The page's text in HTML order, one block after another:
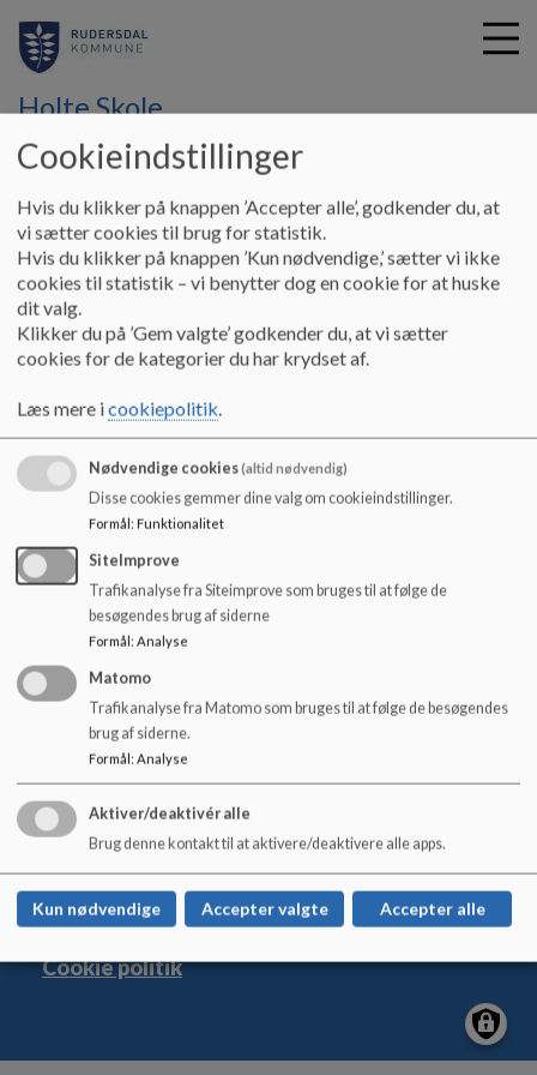
i
Holte Skole
Undervisning og hverdag Elev på skolen
Digitalt liv og Digital dannelse for
forældre og elever
Se linket om: Digitalt liv og Digital dannelse for forældre og
elever
Dokumenter
Holte Skole
Rønnebærvej 33, 2840 Holte
holteskole@rudersdal.dk
+45 46114500
Kontakt
Sitemap
Cookie politik
Cookieindstillinger
Hvis du klikker på knappen ’Accepter alle’, godkender du, at
vi sætter cookies til brug for statistik.
Hvis du klikker på knappen ’Kun nødvendige,’ sætter vi ikke
cookies til statistik – vi benytter dog en cookie for at huske
dit valg.
Klikker du på ’Gem valgte’ godkender du, at vi sætter
cookies for de kategorier du har krydset af.
Læs mere icookiepolitik.
Nødvendige cookies(altid nødvendig)
Disse cookies gemmer dine valg om cookieindstillinger.
Formål: Funktionalitet
SiteImprove
Trafikanalyse fra Siteimprove som bruges til at følge de
besøgendes brug af siderne
Formål: Analyse
Matomo
Trafikanalyse fra Matomo som bruges til at følge de besøgendes
brug af siderne.
Formål: Analyse
Aktiver/deaktivér alle
Brug denne kontakt til at aktivere/deaktivere alle apps.
Kun nødvendige Accepter valgte Accepter alle